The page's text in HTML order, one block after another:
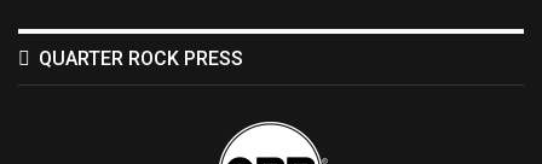
QUARTER ROCK PRESS